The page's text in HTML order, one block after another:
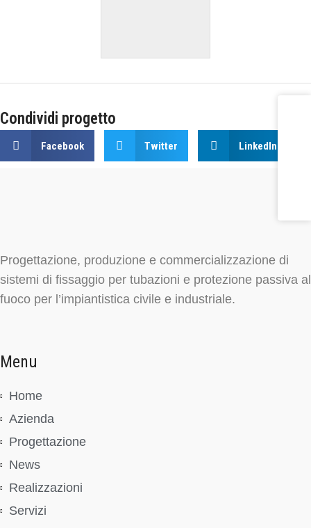
Condividi progetto
Facebook Twitter LinkedIn
Progettazione, produzione e commercializzazione di
sistemi di fissaggio per tubazioni e protezione passiva al
fuoco per l’impiantistica civile e industriale.
Menu
Home
Azienda
Progettazione
News
Realizzazioni
Servizi